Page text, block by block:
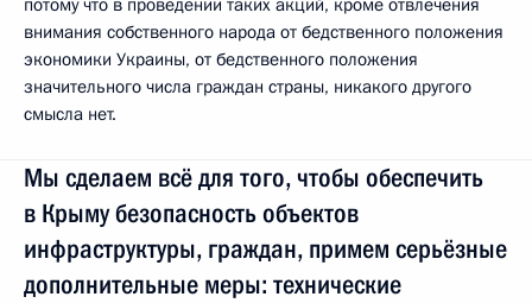
внимания собственного народа от бедственного положения
экономики Украины, от бедственного положения
значительного числа граждан страны, никакого другого
смысла нет.
Мы сделаем всё для того, чтобы обеспечить
в Крыму безопасность объектов
инфраструктуры, граждан, примем серьёзные
дополнительные меры: технические